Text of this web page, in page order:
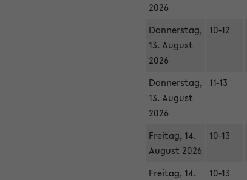
2026
Donnerstag,
13. August
2026
10-12
Donnerstag,
13. August
2026
11-13
Freitag, 14.
August 2026
10-13
Freitag, 14.
10-13